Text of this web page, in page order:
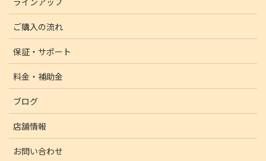
ご購入の流れ
保証・サポート
料金・補助金
ブログ
店舗情報
お問い合わせ